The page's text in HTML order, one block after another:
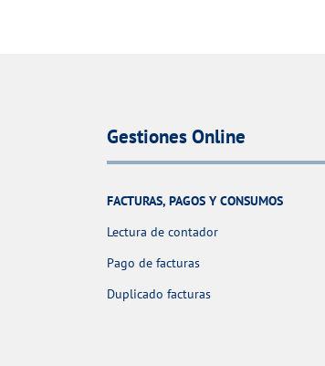
Gestiones Online
FACTURAS, PAGOS Y CONSUMOS
Lectura de contador
Pago de facturas
Duplicado facturas